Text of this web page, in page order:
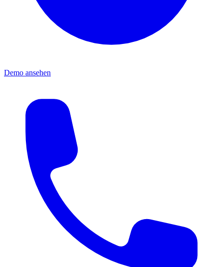
Demo ansehen